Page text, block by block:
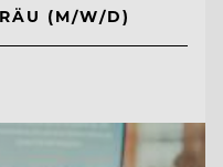
(M/W/D)